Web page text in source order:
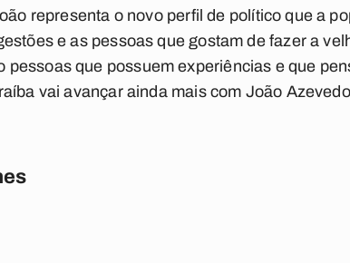
representa o novo perfil de político que a
e as pessoas que gostam de fazer a
pessoas que possuem experiências e que
vai avançar ainda mais com João